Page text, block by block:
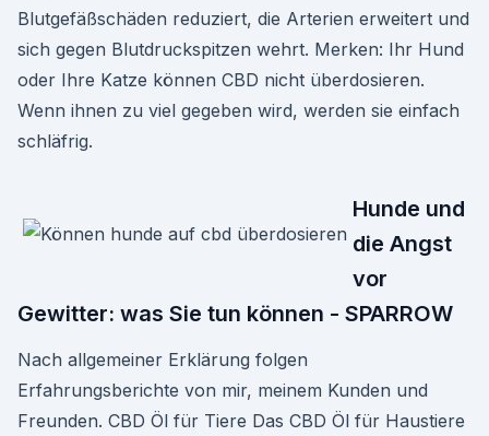
Blutgefäßschäden reduziert, die Arterien erweitert und
sich gegen Blutdruckspitzen wehrt. Merken: Ihr Hund
oder Ihre Katze können CBD nicht überdosieren.
Wenn ihnen zu viel gegeben wird, werden sie einfach
schläfrig.
Hunde und
die Angst
vor
Gewitter: was Sie tun können - SPARROW
Nach allgemeiner Erklärung folgen
Erfahrungsberichte von mir, meinem Kunden und
Freunden. CBD Öl für Tiere Das CBD Öl für Haustiere